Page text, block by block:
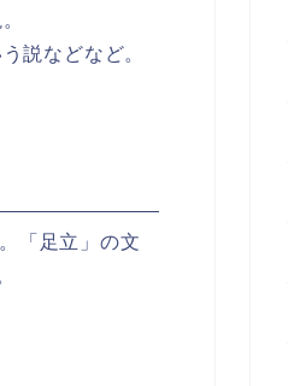
説などなど。
「足立」の文